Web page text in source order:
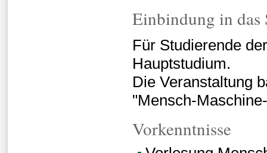
Einbindung in das
Für Studierende
Hauptstudium.
Die Veranstaltung
"Mensch-
Vorkenntnisse